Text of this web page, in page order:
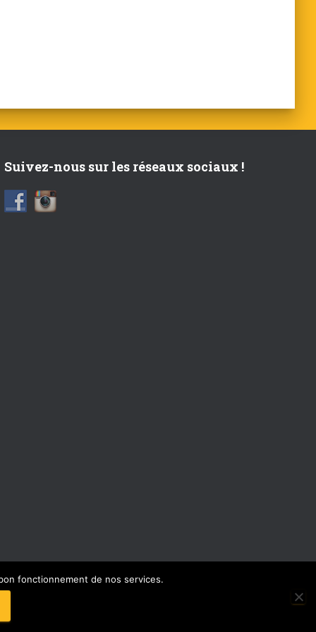
Suivez-nous sur les réseaux sociaux !
fonctionnement de nos services.